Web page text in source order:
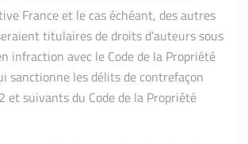
France et le cas échéant, des autres
titulaires de droits d’auteurs sous
infraction avec le Code de la Propriété
sanctionne les délits de contrefaçon
et suivants du Code de la Propriété